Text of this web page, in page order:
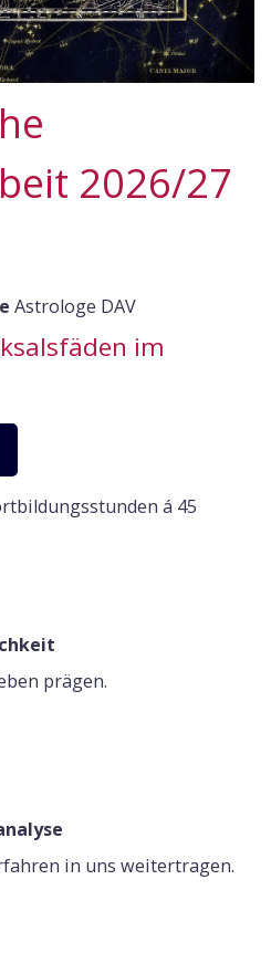
2026/27
Astrologe DAV
im
á 45
prägen.
in uns weitertragen.